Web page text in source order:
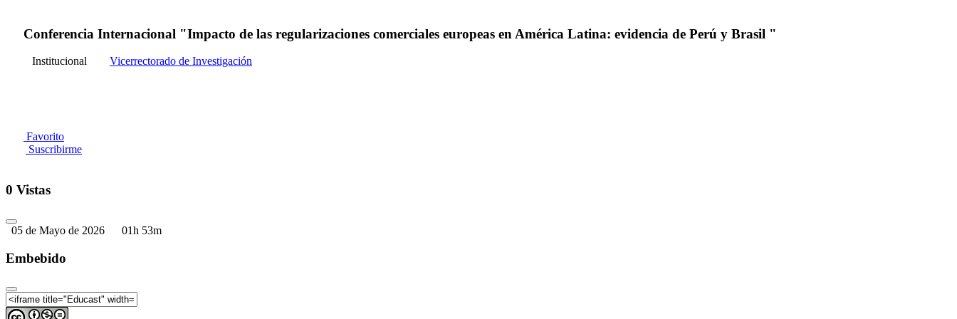
Conferencia Internacional "Impacto de las regularizaciones comerciales europeas en América Latina: evidencia de Perú y Brasil "
Institucional Vicerrectorado de Investigación
Favorito
Suscribirme
0 Vistas
05 de Mayo de 2026 01h 53m
Embebido